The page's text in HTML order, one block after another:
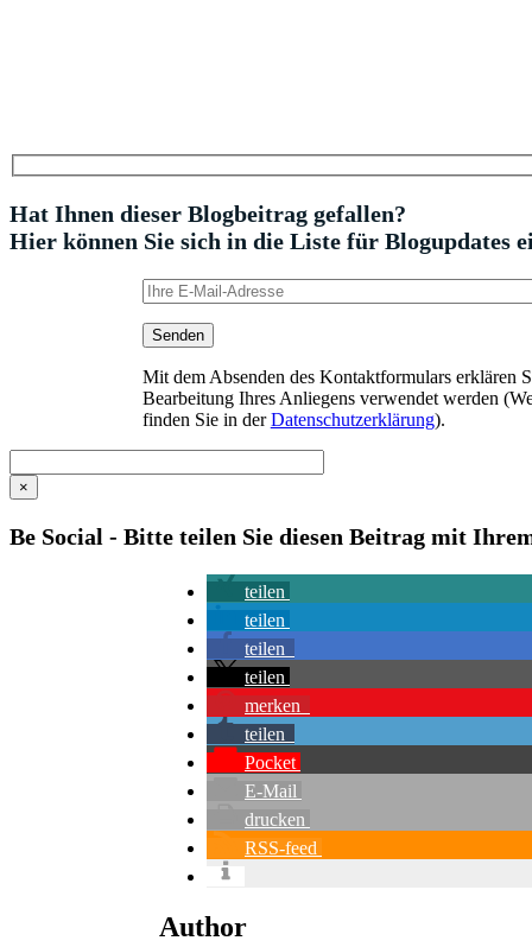
Hat Ihnen dieser Blogbeitrag gefallen?
Hier können Sie sich in die Liste für Blogupdates
Mit dem Absenden des Kontaktformulars erklären
Bearbeitung Ihres Anliegens verwendet werden
finden Sie in derDatenschutzerklärung).
×
Be Social - Bitte teilen Sie diesen Beitrag mit
teilen
teilen
teilen
teilen
merken
teilen
Pocket
E-Mail
drucken
RSS-feed
Author